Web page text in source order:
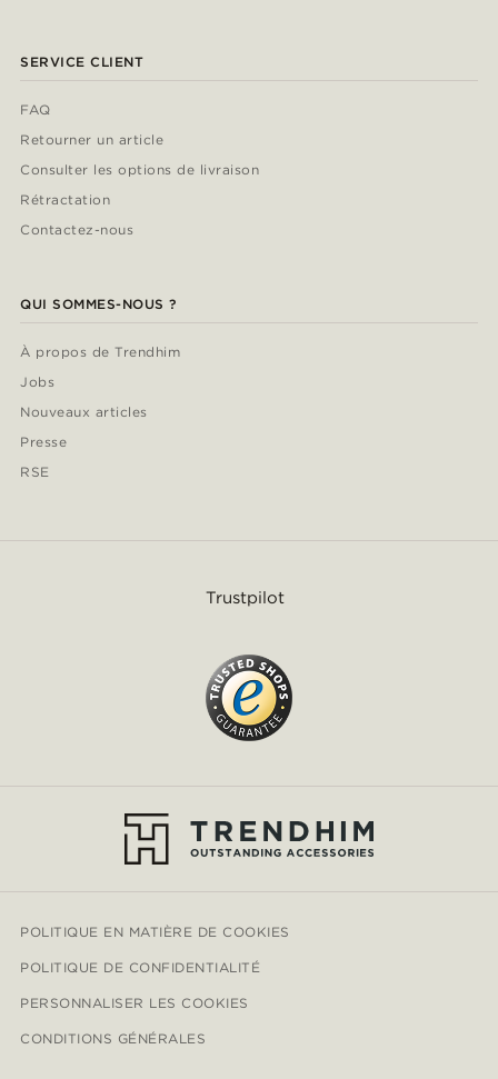
SERVICE CLIENT
FAQ
Retourner un article
Consulter les options de livraison
Rétractation
Contactez-nous
QUI SOMMES-NOUS ?
À propos de Trendhim
Jobs
Nouveaux articles
Presse
RSE
Trustpilot
POLITIQUE EN MATIÈRE DE COOKIES
POLITIQUE DE CONFIDENTIALITÉ
PERSONNALISER LES COOKIES
CONDITIONS GÉNÉRALES